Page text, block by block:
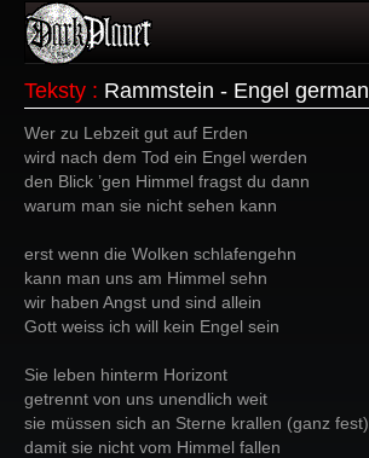
Wydarzenia
Galeria
Forum
Więcej
Teksty : Rammstein - Engel german
Wer zu Lebzeit gut auf Erden
wird nach dem Tod ein Engel werden
den Blick ’gen Himmel fragst du dann
warum man sie nicht sehen kann
erst wenn die Wolken schlafengehn
kann man uns am Himmel sehn
wir haben Angst und sind allein
Gott weiss ich will kein Engel sein
Sie leben hinterm Horizont
getrennt von uns unendlich weit
sie müssen sich an Sterne krallen (ganz fest)
damit sie nicht vom Himmel fallen